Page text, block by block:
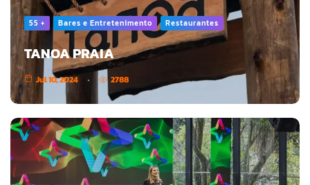
55 + Bares e Entretenimento Restaurantes
TANOA PRAIA
Jul 10, 2024 2788